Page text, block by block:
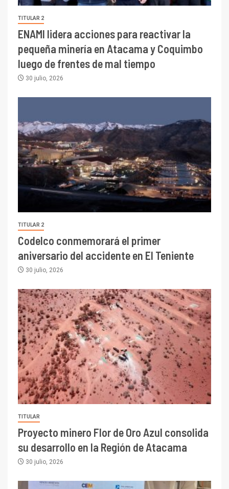
TITULAR 2
ENAMI lidera acciones para reactivar la
pequeña minería en Atacama y Coquimbo
luego de frentes de mal tiempo
30 julio, 2026
TITULAR 2
Codelco conmemorará el primer
aniversario del accidente en El Teniente
30 julio, 2026
TITULAR
Proyecto minero Flor de Oro Azul consolida
su desarrollo en la Región de Atacama
30 julio, 2026